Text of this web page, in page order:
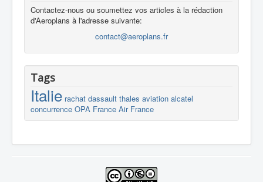
Contactez-nous ou soumettez vos articles à la rédaction
d'Aeroplans à l'adresse suivante:
contact@aeroplans.fr
Tags
Italie rachat dassault thales aviation alcatel
concurrence OPA France Air France